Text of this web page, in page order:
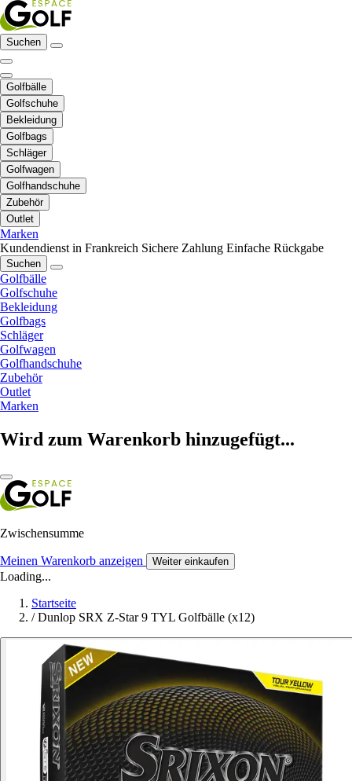
Suchen
Golfbälle
Golfschuhe
Bekleidung
Golfbags
Schläger
Golfwagen
Golfhandschuhe
Zubehör
Outlet
Marken
Kundendienst in Frankreich Sichere Zahlung Einfache Rückgabe
Suchen
Golfbälle
Golfschuhe
Bekleidung
Golfbags
Schläger
Golfwagen
Golfhandschuhe
Zubehör
Outlet
Marken
Wird zum Warenkorb hinzugefügt...
Zwischensumme
Meinen Warenkorb anzeigen Weiter einkaufen
Loading...
Startseite
/ Dunlop SRX Z-Star 9 TYL Golfbälle (x12)